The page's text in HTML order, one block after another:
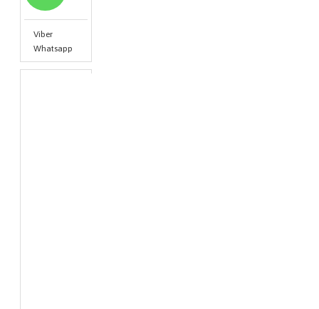
Viber
Whatsapp